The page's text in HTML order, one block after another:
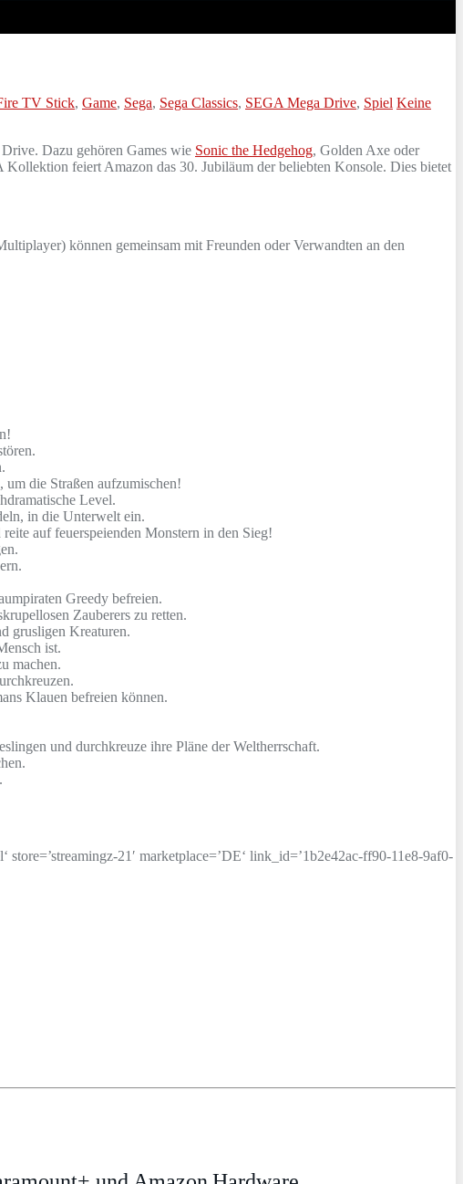
TV Stick, Game, Sega, Sega Classics, SEGA Mega Drive, Spiel Keine
Dazu gehören Games wie Sonic the Hedgehog, Golden Axe oder
feiert Amazon das 30. Jubiläum der beliebten Konsole. Dies bietet
können gemeinsam mit Freunden oder Verwandten an den
die Straßen aufzumischen!
Level.
in die Unterwelt ein.
auf feuerspeienden Monstern in den Sieg!
Greedy befreien.
Zauberers zu retten.
grusligen Kreaturen.
ist.
machen.
Klauen befreien können.
und durchkreuze ihre Pläne der Weltherrschaft.
21′ marketplace=’DE‘ link_id=’1b2e42ac-ff90-11e8-9af0-